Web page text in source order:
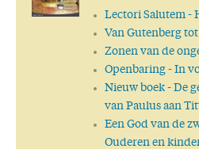
Lectori Salutem-
Van Gutenberg
Zonen van de
Openbaring- In
Nieuw boek- De
van Paulus aan
Een God van de
Ouderen en